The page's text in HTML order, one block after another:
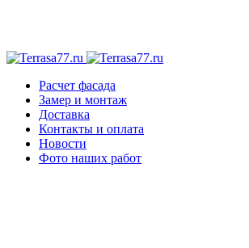
Расчет фасада
Замер и монтаж
Доставка
Контакты и оплата
Новости
Фото наших работ